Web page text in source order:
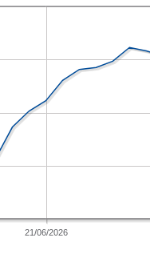
21/06/2026